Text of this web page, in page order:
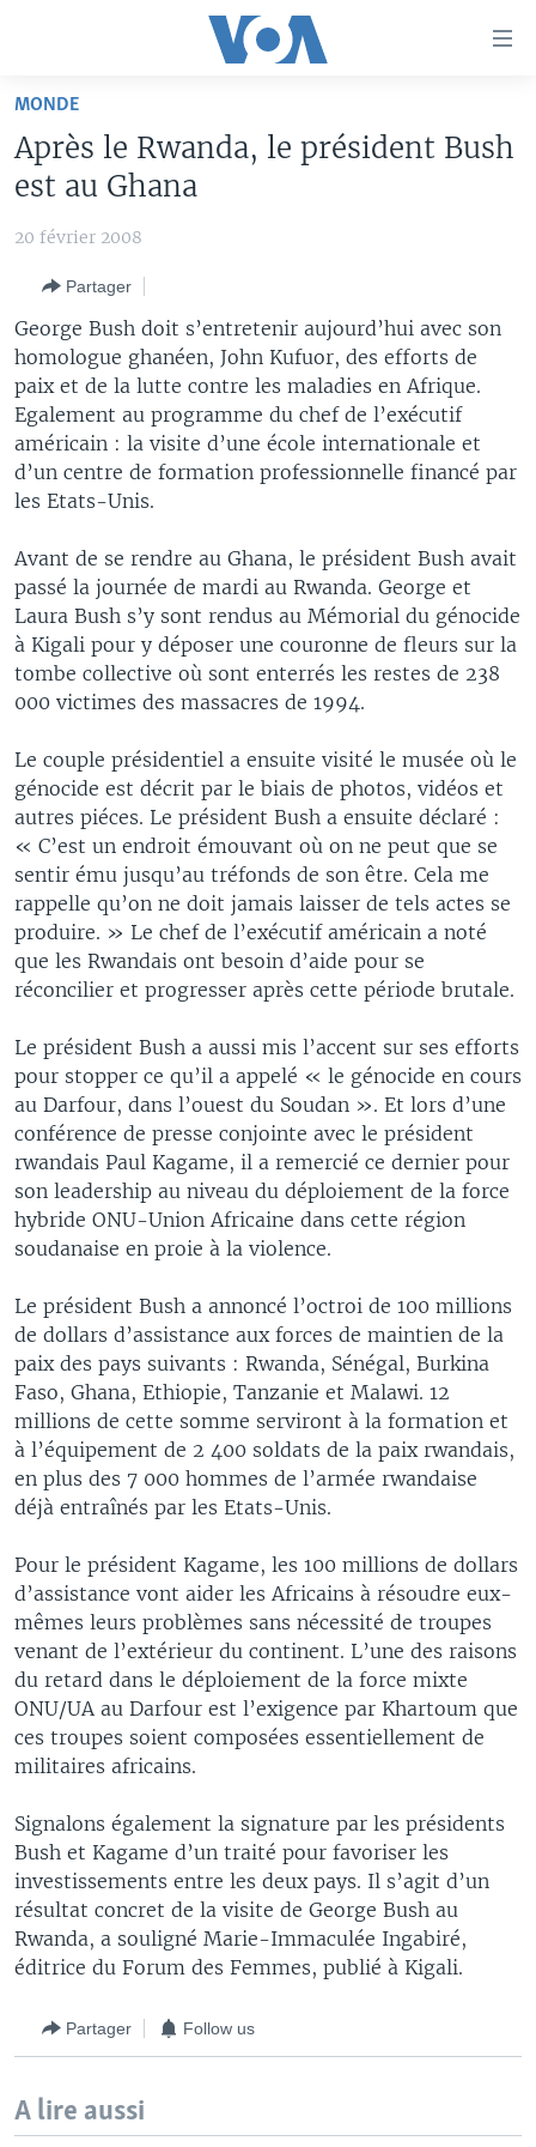
Retour
navigation
Retour
la
recherche
AFRIQUE
SPORT
TV
WASHINGTON FORUM
CORRESPONDANT VOA
FOCUS SAHEL
REPORTAGES
VOUS + NOUS
CARNET DE SANTÉ
À VOTRE AVIS
VOTRE SANTÉ VOTRE AVENIR
LE MONDE AU FÉMININ
L'AMÉRIQUE ET VOUS
DIALOGUE DES RELIGIONS
RM SHOW
BAMBARA
FULFULDE
LINGALA
SANGO
Apprenez L'anglais
SUIVEZ-NOUS
Langues
MONDE
Après le Rwanda, le président Bush
est au Ghana
20 février 2008
Partager
George Bush doit s’entretenir aujourd’hui avec son
homologue ghanéen, John Kufuor, des efforts de
paix et de la lutte contre les maladies en Afrique.
Egalement au programme du chef de l’exécutif
américain : la visite d’une école internationale et
d’un centre de formation professionnelle financé par
les Etats-Unis.
Avant de se rendre au Ghana, le président Bush avait
passé la journée de mardi au Rwanda. George et
Laura Bush s’y sont rendus au Mémorial du génocide
à Kigali pour y déposer une couronne de fleurs sur la
tombe collective où sont enterrés les restes de 238
000 victimes des massacres de 1994.
Le couple présidentiel a ensuite visité le musée où le
génocide est décrit par le biais de photos, vidéos et
autres piéces. Le président Bush a ensuite déclaré :
« C’est un endroit émouvant où on ne peut que se
sentir ému jusqu’au tréfonds de son être. Cela me
rappelle qu’on ne doit jamais laisser de tels actes se
produire. » Le chef de l’exécutif américain a noté
que les Rwandais ont besoin d’aide pour se
réconcilier et progresser après cette période brutale.
Le président Bush a aussi mis l’accent sur ses efforts
pour stopper ce qu’il a appelé « le génocide en cours
au Darfour, dans l’ouest du Soudan ». Et lors d’une
conférence de presse conjointe avec le président
rwandais Paul Kagame, il a remercié ce dernier pour
son leadership au niveau du déploiement de la force
hybride ONU-Union Africaine dans cette région
soudanaise en proie à la violence.
Le président Bush a annoncé l’octroi de 100 millions
de dollars d’assistance aux forces de maintien de la
paix des pays suivants : Rwanda, Sénégal, Burkina
Faso, Ghana, Ethiopie, Tanzanie et Malawi. 12
millions de cette somme serviront à la formation et
à l’équipement de 2 400 soldats de la paix rwandais,
en plus des 7 000 hommes de l’armée rwandaise
déjà entraînés par les Etats-Unis.
Pour le président Kagame, les 100 millions de dollars
d’assistance vont aider les Africains à résoudre eux-
mêmes leurs problèmes sans nécessité de troupes
venant de l’extérieur du continent. L’une des raisons
du retard dans le déploiement de la force mixte
ONU/UA au Darfour est l’exigence par Khartoum que
ces troupes soient composées essentiellement de
militaires africains.
Signalons également la signature par les présidents
Bush et Kagame d’un traité pour favoriser les
investissements entre les deux pays. Il s’agit d’un
résultat concret de la visite de George Bush au
Rwanda, a souligné Marie-Immaculée Ingabiré,
éditrice du Forum des Femmes, publié à Kigali.
Partager Follow us
A lire aussi